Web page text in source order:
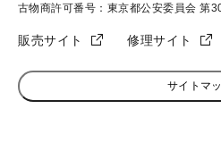
古物商許可番号：東京都公安委員会 第
販売サイト 修理サイト
サイトマ